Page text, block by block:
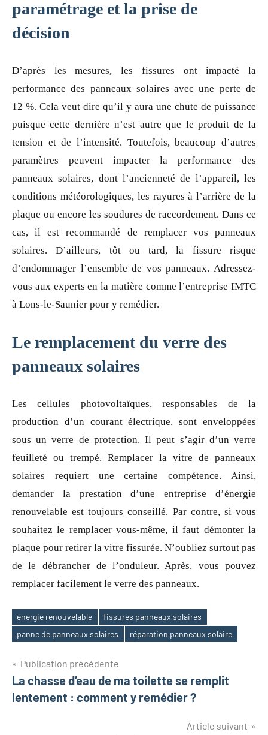
paramétrage et la prise de
décision
D’après les mesures, les fissures ont impacté la
performance des panneaux solaires avec une perte de
12 %. Cela veut dire qu’il y aura une chute de puissance
puisque cette dernière n’est autre que le produit de la
tension et de l’intensité. Toutefois, beaucoup d’autres
paramètres peuvent impacter la performance des
panneaux solaires, dont l’ancienneté de l’appareil, les
conditions météorologiques, les rayures à l’arrière de la
plaque ou encore les soudures de raccordement. Dans ce
cas, il est recommandé de remplacer vos panneaux
solaires. D’ailleurs, tôt ou tard, la fissure risque
d’endommager l’ensemble de vos panneaux. Adressez-
vous aux experts en la matière comme l’entreprise IMTC
à Lons-le-Saunier pour y remédier.
Le remplacement du verre des
panneaux solaires
Les cellules photovoltaïques, responsables de la
production d’un courant électrique, sont enveloppées
sous un verre de protection. Il peut s’agir d’un verre
feuilleté ou trempé. Remplacer la vitre de panneaux
solaires requiert une certaine compétence. Ainsi,
demander la prestation d’une entreprise d’énergie
renouvelable est toujours conseillé. Par contre, si vous
souhaitez le remplacer vous-même, il faut démonter la
plaque pour retirer la vitre fissurée. N’oubliez surtout pas
de le débrancher de l’onduleur. Après, vous pouvez
remplacer facilement le verre des panneaux.
Étiquettes
énergie renouvelable
fissures panneaux solaires
panne de panneaux solaires
réparation panneaux solaire
Navigation
de
Publication précédente
La chasse d’eau de ma toilette se remplit
lentement : comment y remédier ?
Article suivant